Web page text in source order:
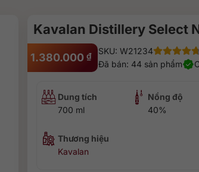
Kavalan Distillery Select
1.380.000 ₫ SKU: W21234
Đã bán: 44 sản phẩm
Dung tích
700 ml
Nồng độ
40%
Thương hiệu
Kavalan